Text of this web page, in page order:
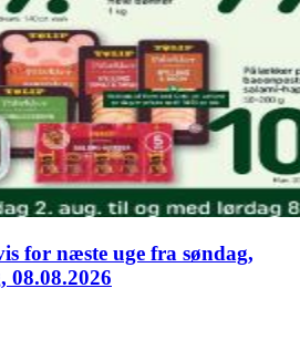
for næste uge fra søndag,
08.08.2026